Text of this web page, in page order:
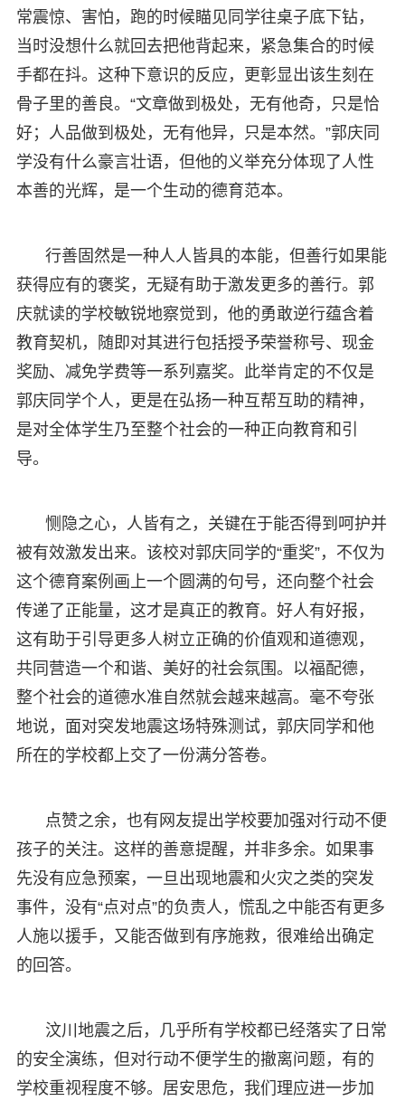
常震惊、害怕，跑的时候瞄见同学往桌子底下钻，
当时没想什么就回去把他背起来，紧急集合的时候
手都在抖。这种下意识的反应，更彰显出该生刻在
骨子里的善良。“文章做到极处，无有他奇，只是恰
好；人品做到极处，无有他异，只是本然。”郭庆同
学没有什么豪言壮语，但他的义举充分体现了人性
本善的光辉，是一个生动的德育范本。
行善固然是一种人人皆具的本能，但善行如果能
获得应有的褒奖，无疑有助于激发更多的善行。郭
庆就读的学校敏锐地察觉到，他的勇敢逆行蕴含着
教育契机，随即对其进行包括授予荣誉称号、现金
奖励、减免学费等一系列嘉奖。此举肯定的不仅是
郭庆同学个人，更是在弘扬一种互帮互助的精神，
是对全体学生乃至整个社会的一种正向教育和引
导。
恻隐之心，人皆有之，关键在于能否得到呵护并
被有效激发出来。该校对郭庆同学的“重奖”，不仅为
这个德育案例画上一个圆满的句号，还向整个社会
传递了正能量，这才是真正的教育。好人有好报，
这有助于引导更多人树立正确的价值观和道德观，
共同营造一个和谐、美好的社会氛围。以福配德，
整个社会的道德水准自然就会越来越高。毫不夸张
地说，面对突发地震这场特殊测试，郭庆同学和他
所在的学校都上交了一份满分答卷。
点赞之余，也有网友提出学校要加强对行动不便
孩子的关注。这样的善意提醒，并非多余。如果事
先没有应急预案，一旦出现地震和火灾之类的突发
事件，没有“点对点”的负责人，慌乱之中能否有更多
人施以援手，又能否做到有序施救，很难给出确定
的回答。
汶川地震之后，几乎所有学校都已经落实了日常
的安全演练，但对行动不便学生的撤离问题，有的
学校重视程度不够。居安思危，我们理应进一步加